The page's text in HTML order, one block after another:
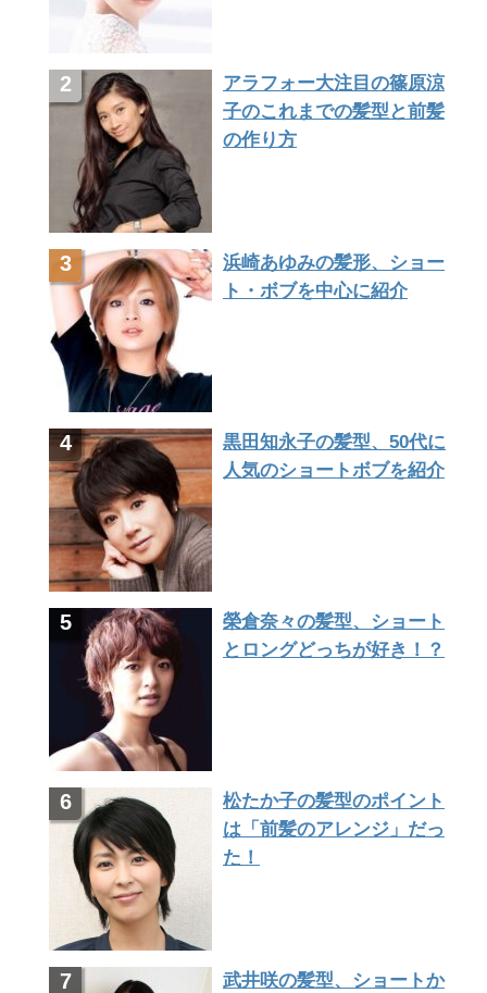
アラフォー大注目の篠原涼
子のこれまでの髪型と前髪
の作り方
浜崎あゆみの髪形、ショー
ト・ボブを中心に紹介
黒田知永子の髪型、50代に
人気のショートボブを紹介
榮倉奈々の髪型、ショート
とロングどっちが好き！？
松たか子の髪型のポイント
は「前髪のアレンジ」だっ
た！
武井咲の髪型、ショートか